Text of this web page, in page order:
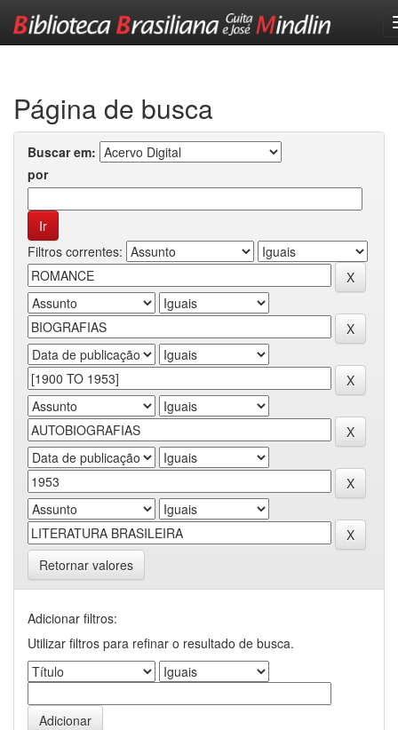
Página de busca
Buscar em:
por
Filtros correntes:
Retornar valores
Adicionar filtros:
Utilizar filtros para refinar o resultado de busca.